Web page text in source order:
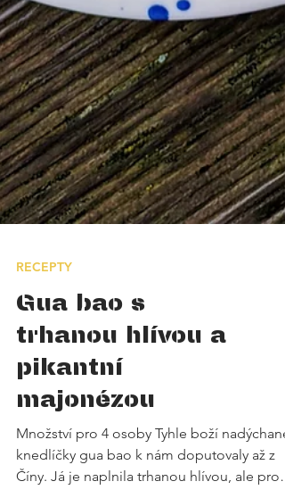
RECEPTY
Gua bao s
trhanou hlívou a
pikantní
majonézou
Množství pro 4 osoby Tyhle boží nadýchané
knedlíčky gua bao k nám doputovaly až z